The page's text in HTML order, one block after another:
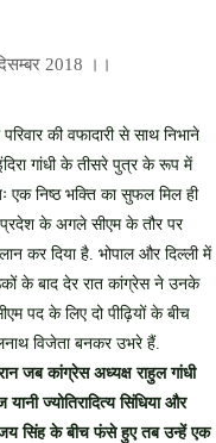
2018 ।।
की वफादारी से साथ निभाने
गांधी के तीसरे पुत्र के रूप में
एक निष्ठ भक्ति का सुफल मिल ही
के अगले सीएम के तौर पर
कर दिया है. भोपाल और दिल्ली में
के बाद देर रात कांग्रेस ने उनके
पद के लिए दो पीढ़ियों के बीच
विजेता बनकर उभरे हैं.
जब कांग्रेस अध्यक्ष राहुल गांधी
यानी ज्योतिरादित्य सिंधिया और
सिंह के बीच फंसे हुए तब उन्हें एक